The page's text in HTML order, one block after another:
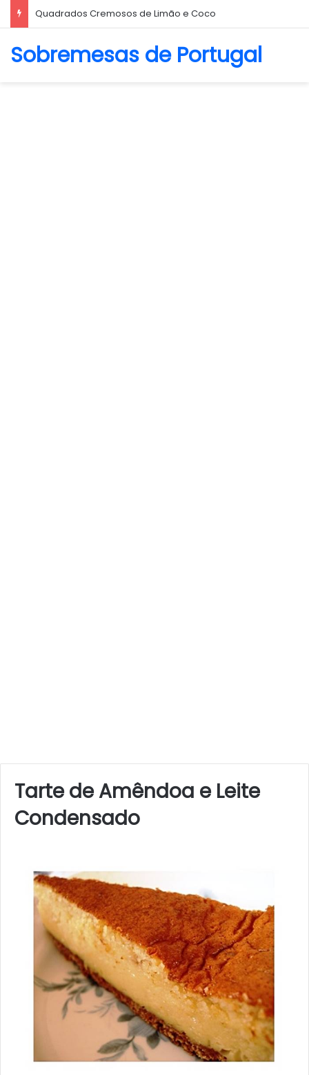
Biscoito Amanteigado
Sobremesas de Portugal
Tarte de Amêndoa e Leite
Condensado